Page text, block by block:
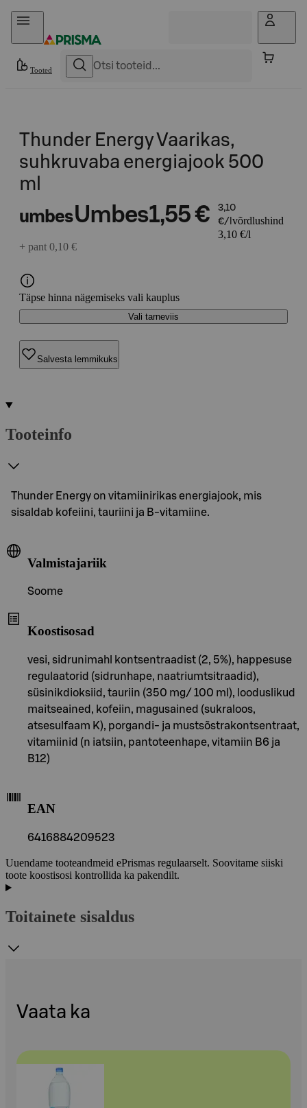
Otse sisu juurde
Tooted
Thunder Energy Vaarikas,
suhkruvaba energiajook 500
ml
umbesUmbes1,55 €
3,10
€/l võrdlushind
3,10 €/l
+ pant 0,10 €
Täpse hinna nägemiseks vali kauplus
Vali tarneviis
Salvesta lemmikuks
Tooteinfo
Thunder Energy on vitamiinirikas energiajook, mis
sisaldab kofeiini, tauriini ja B-vitamiine.
Valmistajariik
Soome
Koostisosad
vesi, sidrunimahl kontsentraadist (2, 5%), happesuse
regulaatorid (sidrunhape, naatriumtsitraadid),
süsinikdioksiid, tauriin (350 mg/ 100 ml), looduslikud
maitseained, kofeiin, magusained (sukraloos,
atsesulfaam K), porgandi- ja mustsõstrakontsentraat,
vitamiinid (n iatsiin, pantoteenhape, vitamiin B6 ja
B12)
EAN
6416884209523
Uuendame tooteandmeid ePrismas regulaarselt. Soovitame siiski
toote koostisosi kontrollida ka pakendilt.
Toitainete sisaldus
Vaata ka